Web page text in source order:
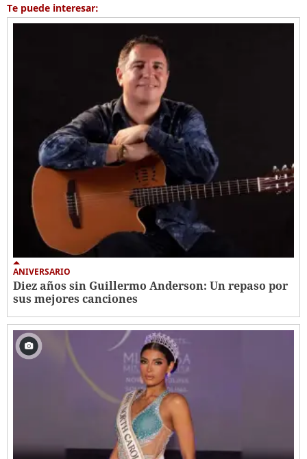
Te puede interesar:
ANIVERSARIO
Diez años sin Guillermo Anderson: Un repaso por
sus mejores canciones